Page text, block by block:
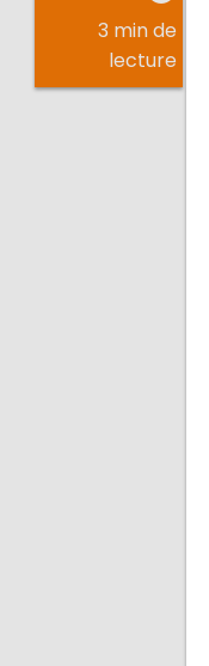
3 min de
lecture